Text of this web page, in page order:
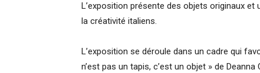
L’exposition présente des objets originaux et
la créativité italiens.
L’exposition se déroule dans un cadre qui
n’est pas un tapis, c’est un objet » de